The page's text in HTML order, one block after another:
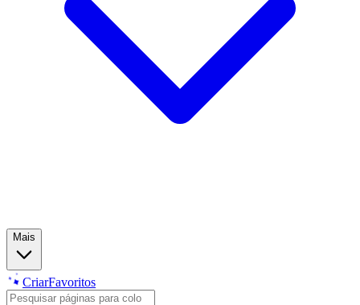
Mais
CriarFavoritos